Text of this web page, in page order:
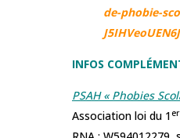
de-phobie-
INFOS
PSAH « Phobies
Association loi du 1 er